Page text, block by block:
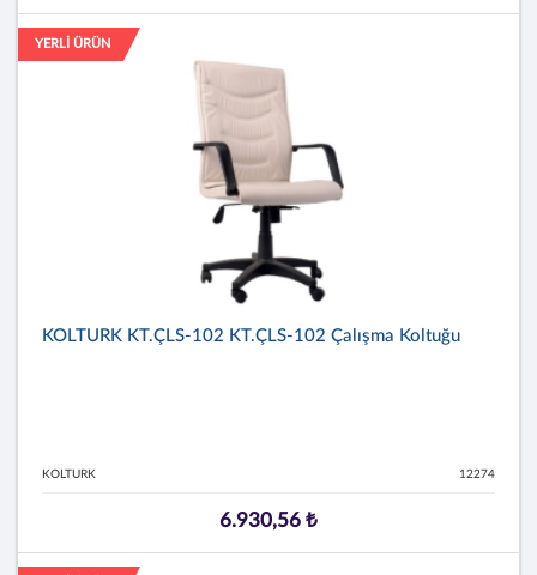
YERLİ ÜRÜN
KOLTURK KT.ÇLS-102 KT.ÇLS-102 Çalışma Koltuğu
KOLTURK 12274
6.930,56 ₺